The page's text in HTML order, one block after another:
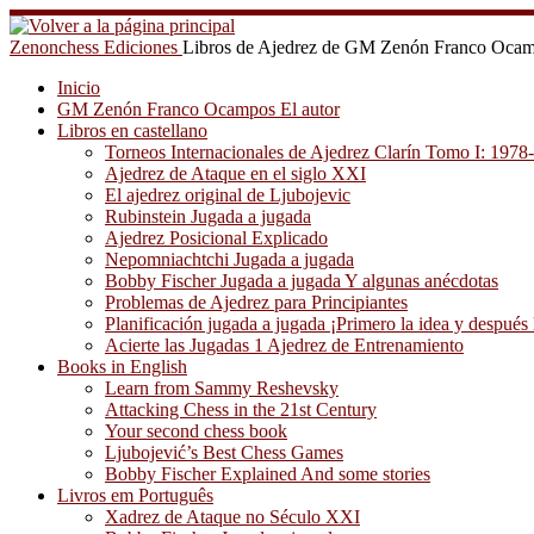
Saltar
al
contenido
Zenonchess Ediciones Libros de Ajedrez de GM Zenón Franco
Inicio
GM Zenón Franco Ocampos El autor
Libros en castellano
Torneos Internacionales de Ajedrez Clarín Tomo I:
Ajedrez de Ataque en el siglo XXI
El ajedrez original de Ljubojevic
Rubinstein Jugada a jugada
Ajedrez Posicional Explicado
Nepomniachtchi Jugada a jugada
Bobby Fischer Jugada a jugada Y algunas anécdotas
Problemas de Ajedrez para Principiantes
Planificación jugada a jugada ¡Primero la idea y después
Acierte las Jugadas 1 Ajedrez de Entrenamiento
Books in English
Learn from Sammy Reshevsky
Attacking Chess in the 21st Century
Your second chess book
Ljubojević’s Best Chess Games
Bobby Fischer Explained And some stories
Livros em Português
Xadrez de Ataque no Século XXI